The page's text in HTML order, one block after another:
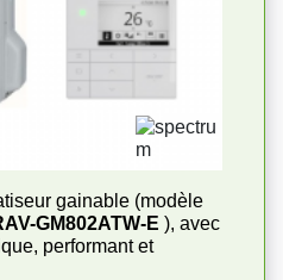
gainable (modèle
GM802ATW-E ), avec
performant et